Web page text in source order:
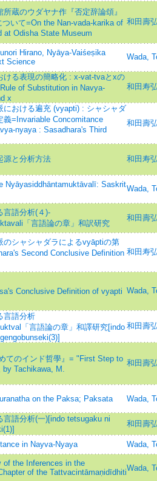
蔵のウダヤナ作『否定辞論頌』
ついて=On the Nan-vada-karika of
at Odisha State Museum
和田壽
Hirano, Nyāya-Vaiśeṣika
Science
Wada,
ける表現の簡略化 : x-vat-tvaとxの
of Substitution in Navya-
x
和田寿
における遍充 (vyapti) : シャシャダ
義=Invariable Concomitance
nyaya : Sasadhara's Third
和田壽
源と分析方法 和田寿
Nyāyasiddhāntamuktāvalī: SaskritWada,
言語分析(４)-
「言語論の章」和訳研究
和田壽
のシャシャダラによるvyāptiの第
Second Conclusive Definition 和田寿
Conclusive Definition of vyapti Wada,
言語分析
「言語論の章」和譯研究[indo 和田壽
てのインド哲學』= "First Step to
by Tachikawa, M.
和田壽
on the Paksa; Paksata Wada,
言語分析(一)[indo tetsugaku ni
和田壽
in Nayva-Nyaya Wada,
of the Inferences in the
of the TattvacintāmaṇidīdhitiWada,